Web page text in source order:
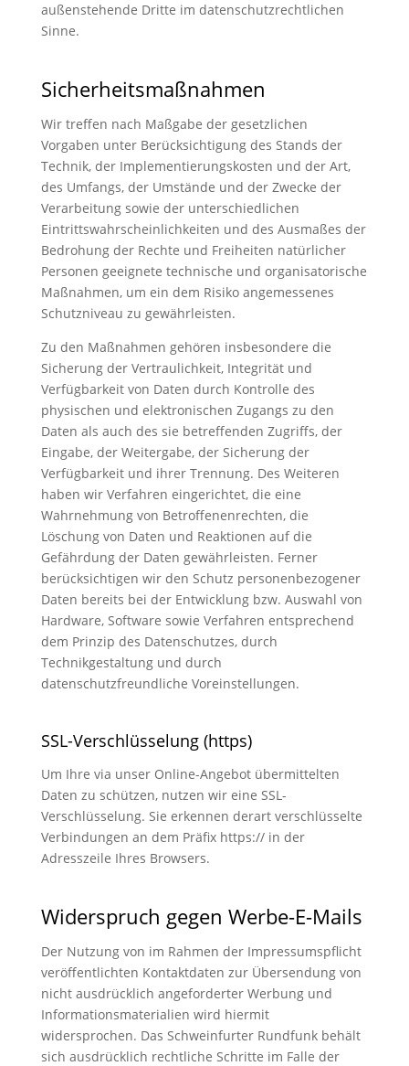
außenstehende Dritte im datenschutzrechtlichen
Sinne.
Sicherheitsmaßnahmen
Wir treffen nach Maßgabe der gesetzlichen
Vorgaben unter Berücksichtigung des Stands der
Technik, der Implementierungskosten und der Art,
des Umfangs, der Umstände und der Zwecke der
Verarbeitung sowie der unterschiedlichen
Eintrittswahrscheinlichkeiten und des Ausmaßes der
Bedrohung der Rechte und Freiheiten natürlicher
Personen geeignete technische und organisatorische
Maßnahmen, um ein dem Risiko angemessenes
Schutzniveau zu gewährleisten.
Zu den Maßnahmen gehören insbesondere die
Sicherung der Vertraulichkeit, Integrität und
Verfügbarkeit von Daten durch Kontrolle des
physischen und elektronischen Zugangs zu den
Daten als auch des sie betreffenden Zugriffs, der
Eingabe, der Weitergabe, der Sicherung der
Verfügbarkeit und ihrer Trennung. Des Weiteren
haben wir Verfahren eingerichtet, die eine
Wahrnehmung von Betroffenenrechten, die
Löschung von Daten und Reaktionen auf die
Gefährdung der Daten gewährleisten. Ferner
berücksichtigen wir den Schutz personenbezogener
Daten bereits bei der Entwicklung bzw. Auswahl von
Hardware, Software sowie Verfahren entsprechend
dem Prinzip des Datenschutzes, durch
Technikgestaltung und durch
datenschutzfreundliche Voreinstellungen.
SSL-Verschlüsselung (https)
Um Ihre via unser Online-Angebot übermittelten
Daten zu schützen, nutzen wir eine SSL-
Verschlüsselung. Sie erkennen derart verschlüsselte
Verbindungen an dem Präfix https:// in der
Adresszeile Ihres Browsers.
Widerspruch gegen Werbe-E-Mails
Der Nutzung von im Rahmen der Impressumspflicht
veröffentlichten Kontaktdaten zur Übersendung von
nicht ausdrücklich angeforderter Werbung und
Informationsmaterialien wird hiermit
widersprochen. Das Schweinfurter Rundfunk behält
sich ausdrücklich rechtliche Schritte im Falle der